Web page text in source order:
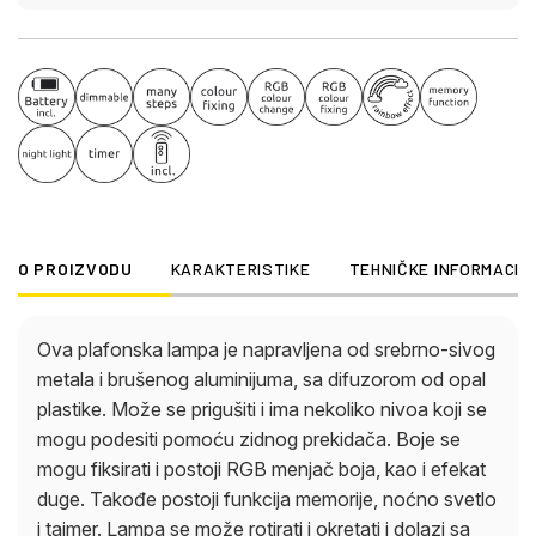
je i RGB LED dioda snage 5W i 230V.
O PROIZVODU KARAKTERISTIKE TEHNIČKE
Ova plafonska lampa je napravljena od srebrno-sivog
metala i brušenog aluminijuma, sa difuzorom od opal
plastike. Može se prigušiti i ima nekoliko nivoa koji se
mogu podesiti pomoću zidnog prekidača. Boje se
mogu fiksirati i postoji RGB menjač boja, kao i efekat
duge. Takođe postoji funkcija memorije, noćno svetlo
i tajmer. Lampa se može rotirati i okretati i dolazi sa